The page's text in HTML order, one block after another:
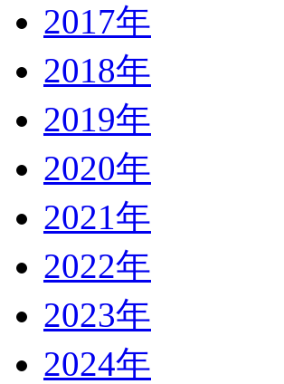
2017年
2018年
2019年
2020年
2021年
2022年
2023年
2024年